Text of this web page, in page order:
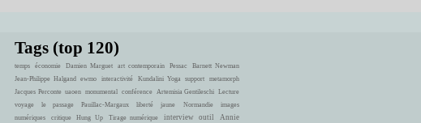
Tags (top 120)
temps économie Damien Marguet art contemporain Pessac
Barnett Newman
Jean-Philippe Halgand
ewmo interactivité Kundalini Yoga support
metamorph
Jacques Perconte uaoen monumental conférence Artemisia Gentileschi Lecture
voyage
le passage Pauillac-Margaux liberté jaune Normandie
images
numériques
critique Hung Up Tirage numérique interview outil
Annie